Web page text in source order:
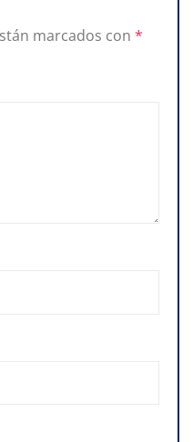
marcados con *